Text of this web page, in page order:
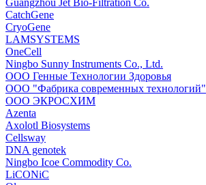
Guangzhou Jet Bio-Filtration Co.
CatchGene
CryoGene
LAMSYSTEMS
OneCell
Ningbo Sunny Instruments Co., Ltd.
ООО Генные Технологии Здоровья
ООО "Фабрика современных технологий"
ООО ЭКРОСХИМ
Azenta
Axolotl Biosystems
Cellsway
DNA genotek
Ningbo Icoe Commodity Co.
LiCONiC